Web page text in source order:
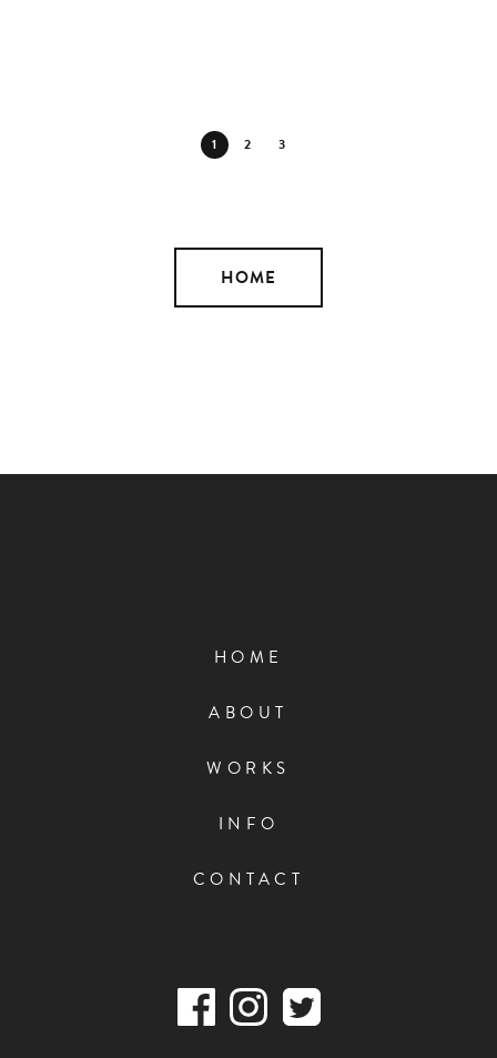
1 2 3
HOME
HOME
ABOUT
WORKS
INFO
CONTACT